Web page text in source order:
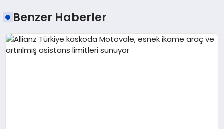
Benzer Haberler